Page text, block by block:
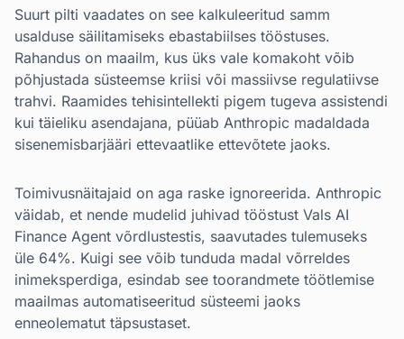
Suurt pilti vaadates on see kalkuleeritud samm
usalduse säilitamiseks ebastabiilses tööstuses.
Rahandus on maailm, kus üks vale komakoht võib
põhjustada süsteemse kriisi või massiivse regulatiivse
trahvi. Raamides tehisintellekti pigem tugeva assistendi
kui täieliku asendajana, püüab Anthropic madaldada
sisenemisbarjääri ettevaatlike ettevõtete jaoks.
Toimivusnäitajaid on aga raske ignoreerida. Anthropic
väidab, et nende mudelid juhivad tööstust Vals AI
Finance Agent võrdlustestis, saavutades tulemuseks
üle 64%. Kuigi see võib tunduda madal võrreldes
inimeksperdiga, esindab see toorandmete töötlemise
maailmas automatiseeritud süsteemi jaoks
enneolematut täpsustaset.